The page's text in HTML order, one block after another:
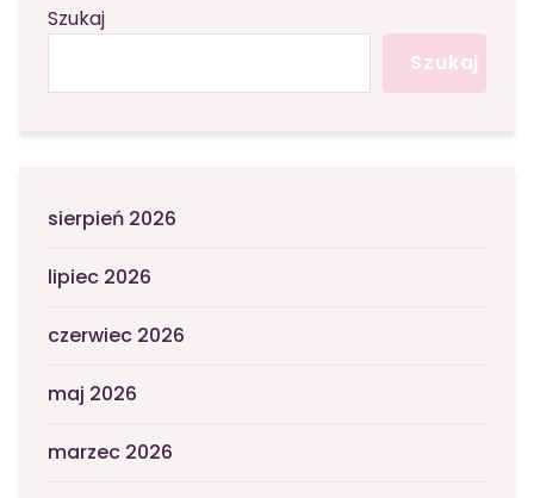
Szukaj
Szukaj
sierpień 2026
lipiec 2026
czerwiec 2026
maj 2026
marzec 2026